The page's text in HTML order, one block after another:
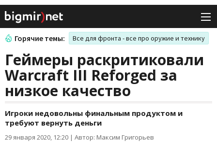
Горячие темы: Все для фронта - все про оружие и технику
Геймеры раскритиковали
Warcraft III Reforged за
низкое качество
Игроки недовольны финальным продуктом и
требуют вернуть деньги
29 января 2020, 12:20 | Автор: Максим Григорьев